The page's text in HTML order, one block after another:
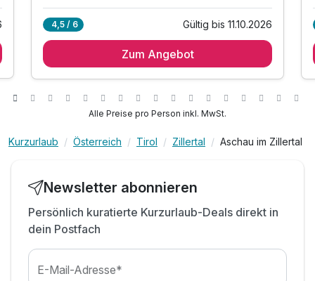
2 x Frühstücksbuffet mit Müsli-und Bioecke
inkl. ausgewählte Getränke von 10:00 - 21:00 Uhr
inkl. Parkplatz & W-LAN Nutzung
ACHTUNG: Kinderpreise inkl. All inclusive
4,5 / 6 Gültig bis 11.10.2026
Zum Angebot
Alle Preise pro Person inkl. MwSt.
Kurzurlaub Österreich Tirol Zillertal Aschau im Zillertal
Newsletter abonnieren
Persönlich kuratierte Kurzurlaub-Deals direkt in
dein Postfach
E-Mail-Adresse*